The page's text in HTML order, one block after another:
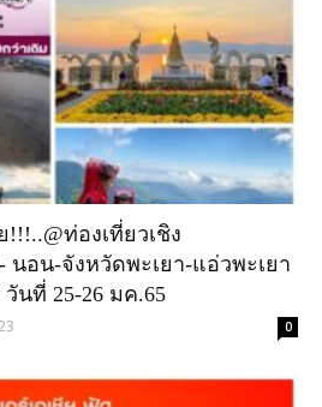
ท่องเที่ยวเชิง
นอน-จังหวัดพะเยา-แอ่วพะเยา
วันที่ 25-26 มค.65
0